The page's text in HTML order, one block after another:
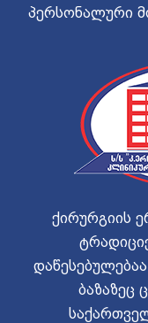
პერსონალური
ქირურგიის
ბაზაზეც